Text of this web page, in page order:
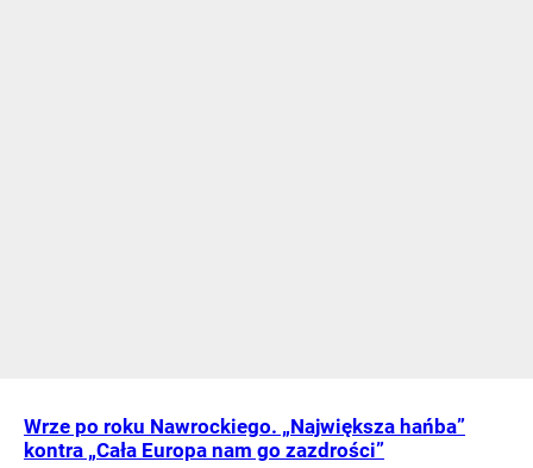
Wrze po roku Nawrockiego. „Największa hańba”
kontra „Cała Europa nam go zazdrości”